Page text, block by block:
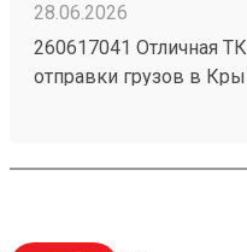
28.06.2026
260617041 Отличная
отправки грузов в
отправления